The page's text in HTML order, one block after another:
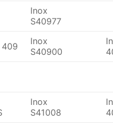
Inox
S40977
409
Inox
S40900
Inox
S41008